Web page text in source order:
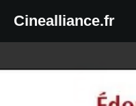
Cinealliance.fr